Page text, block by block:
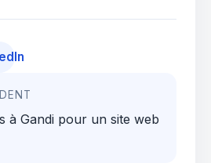
à Gandi pour un site web